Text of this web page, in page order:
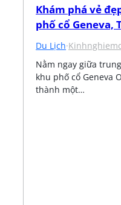
Khám phá vẻ
phố cổ Geneva,
Du Lịch·
Nằm ngay giữa
khu phố cổ Geneva
thành một…